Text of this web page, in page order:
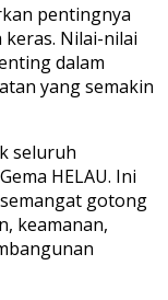
pentingnya
Nilai-nilai
dalam
yang semakin
seluruh
HELAU. Ini
gotong
keamanan,